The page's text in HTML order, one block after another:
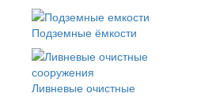
Подземные ёмкости
Ливневые очистные